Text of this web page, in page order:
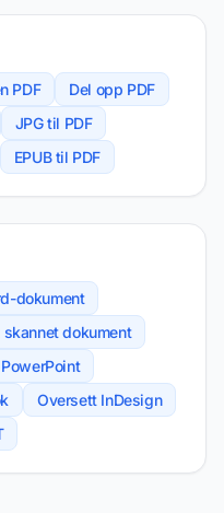
PDF
Del opp PDF
JPG til PDF
EPUB til PDF
dokument
dokument
Oversett InDesign